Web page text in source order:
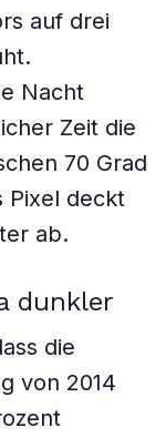
auf drei
Nacht
Zeit die
70 Grad
Pixel deckt
ab.
dunkler
die
von 2014